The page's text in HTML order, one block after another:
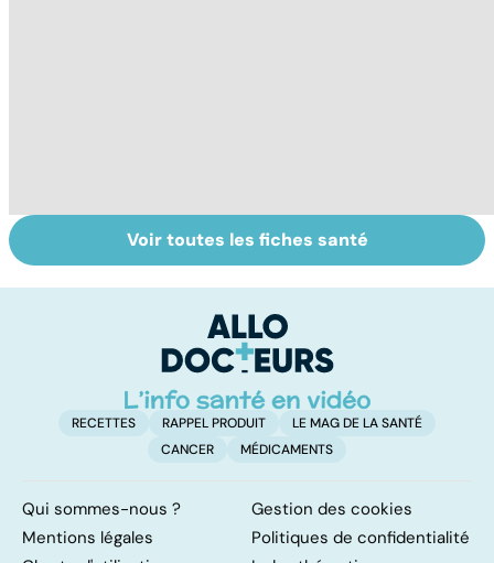
À chacune sa
contraception !
La pilule : une
contraception
Voir toutes les fiches santé
RECETTES RAPPEL PRODUIT
LE MAG DE LA SANTÉ
CANCER
MÉDICAMENTS
Qui sommes-nous ?
Gestion des cookies
Mentions légales
Politiques de confidentialité